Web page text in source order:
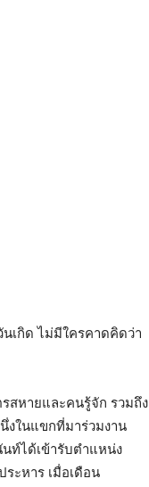
เกิด ไม่มีใครคาดคิดว่า
สหายและคนรู้จัก รวมถึง
งในแขกที่มาร่วมงาน
ท์ได้เข้ารับตำแหน่ง
ะหาร เมื่อเดือน